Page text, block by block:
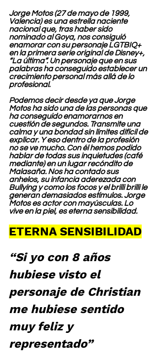
Jorge Motos (27 de mayo de 1999,
Valencia) es una estrella naciente
nacional que, tras haber sido
nominado al Goya, nos consiguió
enamorar con su personaje LGTBIQ+
en la primera serie original de Disney+,
“La última”. Un personaje que en sus
palabras ha conseguido establecer un
crecimiento personal más allá de lo
profesional.
Podemos decir desde ya que Jorge
Motos ha sido una de las personas que
ha conseguido enamorarnos en
cuestión de segundos. Transmite una
calma y una bondad sin límites difícil de
explicar. Y eso dentro de la profesión
no se ve mucho. Con él hemos podido
hablar de todas sus inquietudes (café
mediante) en un lugar recóndito de
Malasaña. Nos ha contado sus
anhelos, su infancia aderezada con
Bullying y como los focos y el brilli brilli le
generan demasiados estímulos. Jorge
Motos es actor con mayúsculas. Lo
vive en la piel, es eterna sensibilidad.
ETERNA SENSIBILIDAD
“Si yo con 8 años
hubiese visto el
personaje de Christian
me hubiese sentido
muy feliz y
representado”